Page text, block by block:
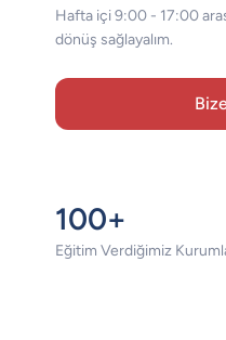
Hafta içi 9:00 - 17:00
dönüş sağlayalım.
100+
Eğitim Verdiğimiz